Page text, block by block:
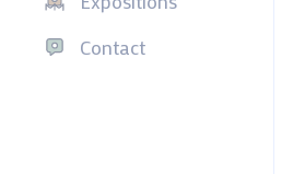
Contact